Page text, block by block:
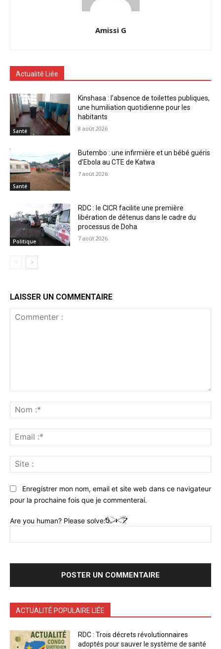
Amissi G
Actualité Liée
Santé
Kinshasa : l’absence de toilettes publiques,
une humiliation quotidienne pour les
habitants
8 août 2026
Santé
Butembo : une infirmière et un bébé guéris
d’Ebola au CTE de Katwa
7 août 2026
Politique
RDC : le CICR facilite une première
libération de détenus dans le cadre du
processus de Doha
7 août 2026
LAISSER UN COMMENTAIRE
:*
:*
:
Enregistrer mon nom, email et site web dans ce navigateur
pour la prochaine fois que je commenterai.
Are you human? Please solve:
ACTUALITÉ POPULAIRE LIÉE
RDC : Trois décrets révolutionnaires
adoptés pour sauver le système de santé